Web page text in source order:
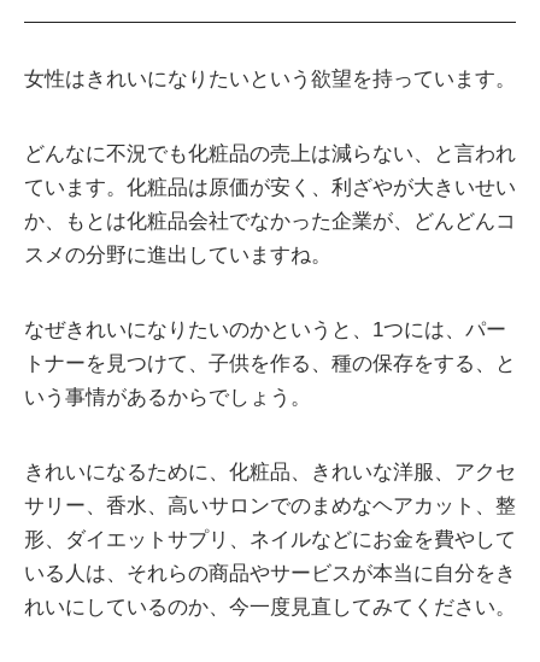
女性はきれいになりたいという欲望を持っています。
どんなに不況でも化粧品の売上は減らない、と言われ
ています。化粧品は原価が安く、利ざやが大きいせい
か、もとは化粧品会社でなかった企業が、どんどんコ
スメの分野に進出していますね。
なぜきれいになりたいのかというと、1つには、パー
トナーを見つけて、子供を作る、種の保存をする、と
いう事情があるからでしょう。
きれいになるために、化粧品、きれいな洋服、アクセ
サリー、香水、高いサロンでのまめなヘアカット、整
形、ダイエットサプリ、ネイルなどにお金を費やして
いる人は、それらの商品やサービスが本当に自分をき
れいにしているのか、今一度見直してみてください。